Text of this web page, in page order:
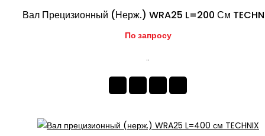
Вал Прецизионный (нерж.) WRA25 L=200 См
По запросу
..